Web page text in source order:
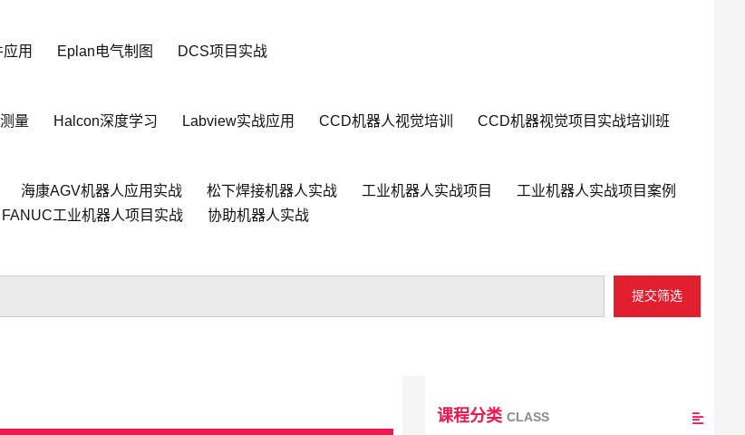
用 Eplan电气制图 DCS项目实战
量 Halcon深度学习 Labview实战应用 CCD机器人视觉培训 CCD机器视觉项目实战培训班
海康AGV机器人应用实战 松下焊接机器人实战 工业机器人实战项目
工业机器人实战项目案例
FANUC工业机器人项目实战 协助机器人实战
提交筛选
课程分类 CLASS